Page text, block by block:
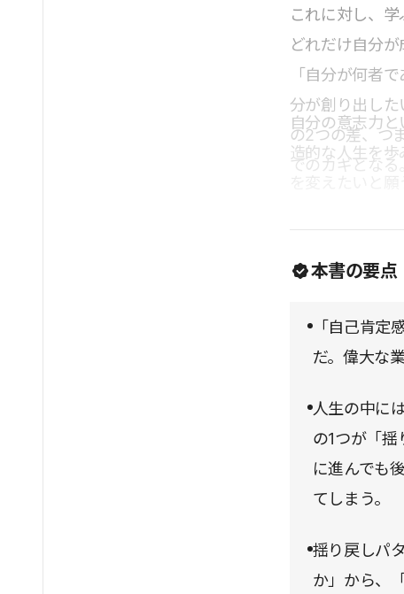
これに対し、
どれだけ自分
「自分が何者
分が創り出し
の2つの差、つ
でのカギとな
自分の意志力
造的な人生を
本書の要点
「自己肯定
だ。偉大な
人生の中に
の1つが「
に進んでも
てしまう。
揺り戻しパ
か」から、